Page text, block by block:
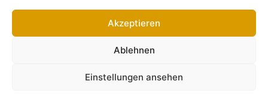
Akzeptieren
Ablehnen
Einstellungen ansehen
Kontakt